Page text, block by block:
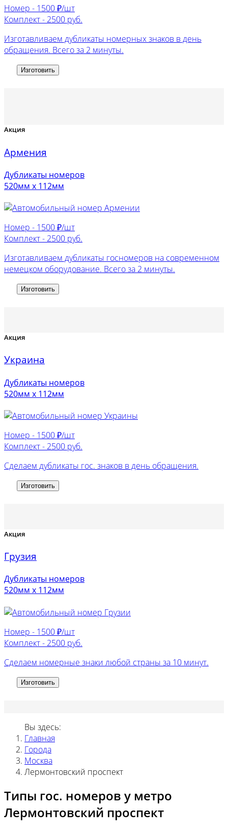
Номер - 1500 ₽/шт
Комплект - 2500 руб.
Изготавливаем дубликаты номерных знаков в день
обращения. Всего за 2 минуты.
Изготовить
Акция
Армения
Дубликаты номеров
520мм х 112мм
Номер - 1500 ₽/шт
Комплект - 2500 руб.
Изготавливаем дубликаты госномеров на современном
немецком оборудование. Всего за 2 минуты.
Изготовить
Акция
Украина
Дубликаты номеров
520мм х 112мм
Номер - 1500 ₽/шт
Комплект - 2500 руб.
Сделаем дубликаты гос. знаков в день обращения.
Изготовить
Акция
Грузия
Дубликаты номеров
520мм х 112мм
Номер - 1500 ₽/шт
Комплект - 2500 руб.
Сделаем номерные знаки любой страны за 10 минут.
Изготовить
Вы здесь:
Главная
Города
Москва
Лермонтовский проспект
Типы гос. номеров у метро
Лермонтовский проспект